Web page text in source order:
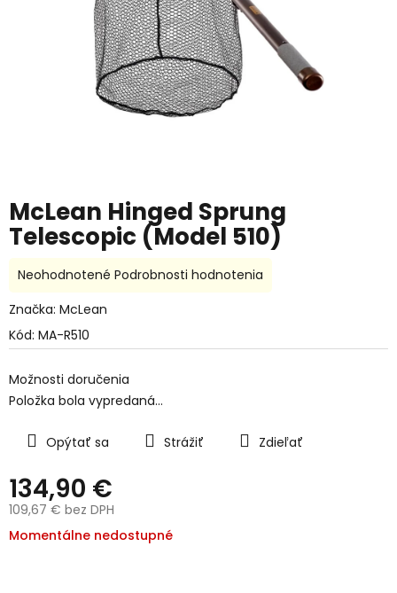
McLean Hinged Sprung
Telescopic (Model 510)
Kód: MA-R510
134,90 €
109,67 € bez DPH
Jednotková
Momentálne nedostupné
Možnosti doručenia
Položka bola vypredaná…
Opýtať sa Strážiť Zdieľať
Priemerné
produktu
0,0
5
hviezdičiek.
Neohodnotené Podrobnosti hodnotenia
Značka: McLean